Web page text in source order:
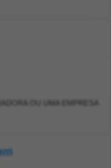
OU UMA EMPRESA